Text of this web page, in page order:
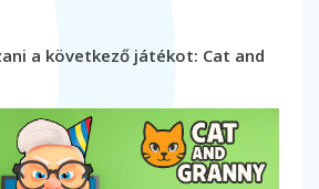
a következő játékot: Cat and